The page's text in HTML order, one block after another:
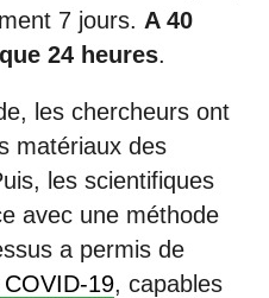
7 jours. A 40
24 heures.
les chercheurs ont
matériaux des
les scientifiques
avec une méthode
a permis de
19, capables